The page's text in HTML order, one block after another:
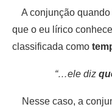
A conjunção quando
que o eu lírico
classificada como
“…ele diz
Nesse caso, a